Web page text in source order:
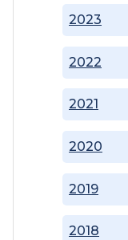
2018
2019
2020
2021
2022
2023